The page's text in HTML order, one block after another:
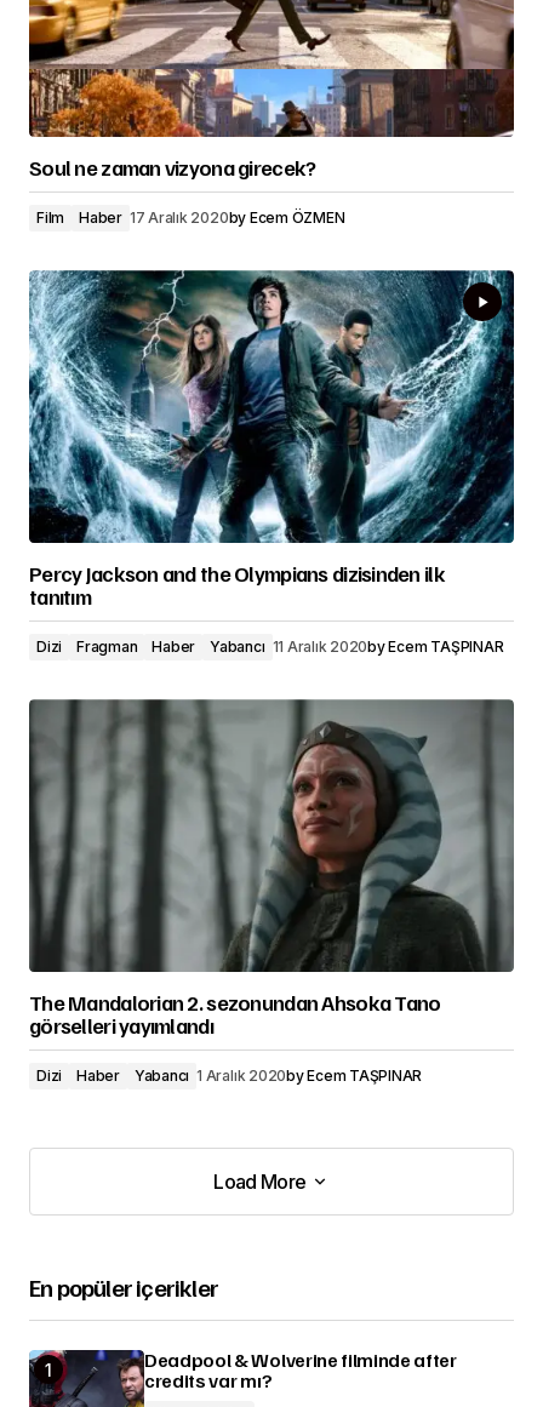
Soul ne zaman vizyona girecek?
Film Haber 17 Aralık 2020by Ecem ÖZMEN
Percy Jackson and the Olympians dizisinden ilk
tanıtım
Dizi Fragman Haber Yabancı 11 Aralık 2020byEcem TAŞPINAR
The Mandalorian 2. sezonundan Ahsoka Tano
görselleri yayımlandı
Dizi Haber Yabancı 1 Aralık 2020byEcem TAŞPINAR
Load More
Load More
En popüler içerikler
Deadpool & Wolverine filminde after
credits var mı?